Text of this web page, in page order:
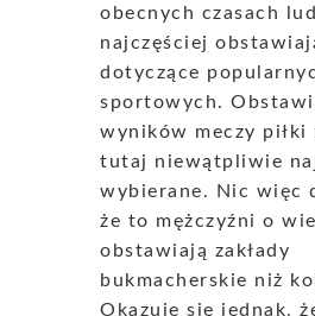
obecnych czasach
najczęściej
dotyczące
sportowych.
wyników meczy piłki
tutaj niewątpliwie
wybierane. Nic więc
że to mężczyźni o
obstawiają zakłady
bukmacherskie niż
Okazuje się jednak,